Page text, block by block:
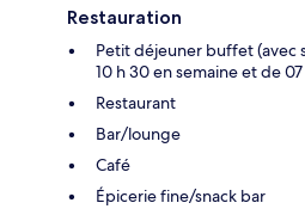
Restauration
Petit déjeuner buffet (avec
10 h 30 en semaine et de
Restaurant
Bar/lounge
Café
Épicerie fine/snack bar